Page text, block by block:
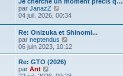
e
m
s
s
a
g
e
n
i
e
r
m
s
s
a
par JanazZ
o
l
e
d
e
r
04 juil. 2026, 00:34
Re: Onizuka et Shinomi...
par neptendus
o
i
e
06 juin 2023, 10:12
Re: GTO (2026)
par Ant